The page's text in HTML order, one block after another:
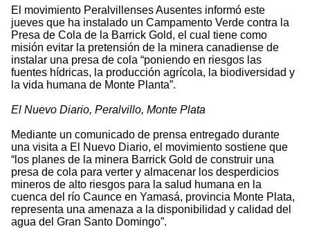
El movimiento Peralvillenses Ausentes informó este
jueves que ha instalado un Campamento Verde contra la
Presa de Cola de la Barrick Gold, el cual tiene como
misión evitar la pretensión de la minera canadiense de
instalar una presa de cola “poniendo en riesgos las
fuentes hídricas, la producción agrícola, la biodiversidad y
la vida humana de Monte Planta”.
El Nuevo Diario, Peralvillo, Monte Plata
Mediante un comunicado de prensa entregado durante
una visita a El Nuevo Diario, el movimiento sostiene que
“los planes de la minera Barrick Gold de construir una
presa de cola para verter y almacenar los desperdicios
mineros de alto riesgos para la salud humana en la
cuenca del río Caunce en Yamasá, provincia Monte Plata,
representa una amenaza a la disponibilidad y calidad del
agua del Gran Santo Domingo”.